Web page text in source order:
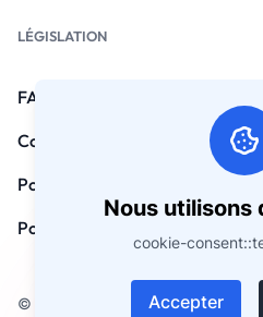
Nous utilisons
cookie-
Accepter
LÉGISLATION
FAQ
Conditions générales
Politique de confidentialité
Politique de remboursement
© Droit d'auteur 2026. Tous droits